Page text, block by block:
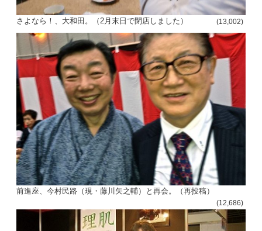
さよなら！、大和田。（2月末日で閉店しました） (13,002)
前進座、今村民路（現・藤川矢之輔）と再会。（再投稿）
(12,686)